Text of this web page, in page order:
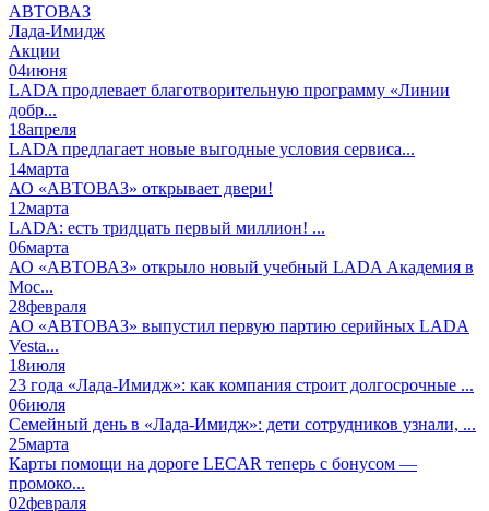
АВТОВАЗ
Лада-Имидж
Акции
04июня
LADA продлевает благотворительную программу «Линии
добр...
18апреля
LADA предлагает новые выгодные условия сервиса...
14марта
АО «АВТОВАЗ» открывает двери!
12марта
LADA: есть тридцать первый миллион! ...
06марта
АО «АВТОВАЗ» открыло новый учебный LADA Академия в
Мос...
28февраля
АО «АВТОВАЗ» выпустил первую партию серийных LADA
Vesta...
18июля
23 года «Лада-Имидж»: как компания строит долгосрочные ...
06июля
Семейный день в «Лада-Имидж»: дети сотрудников узнали, ...
25марта
Карты помощи на дороге LECAR теперь с бонусом —
промоко...
02февраля